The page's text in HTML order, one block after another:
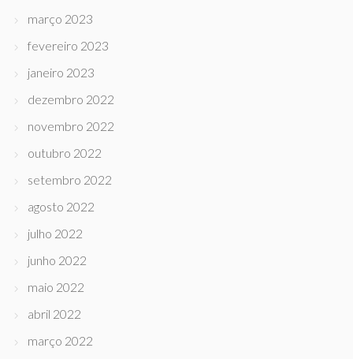
março 2023
fevereiro 2023
janeiro 2023
dezembro 2022
novembro 2022
outubro 2022
setembro 2022
agosto 2022
julho 2022
junho 2022
maio 2022
abril 2022
março 2022